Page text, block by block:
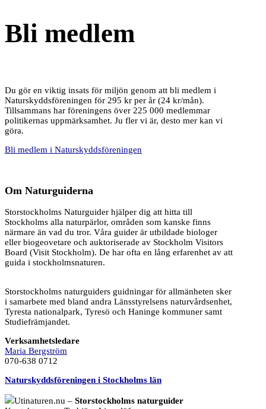
Bli medlem
Du gör en viktig insats för miljön genom att bli medlem i
Naturskyddsföreningen för 295 kr per år (24 kr/mån).
Tillsammans har föreningens över 225 000 medlemmar
politikernas uppmärksamhet. Ju fler vi är, desto mer kan vi
göra.
Bli medlem i Naturskyddsföreningen
Om Naturguiderna
Storstockholms Naturguider hjälper dig att hitta till
Stockholms alla naturpärlor, områden som kanske finns
närmare än vad du tror. Våra guider är utbildade biologer
eller biogeovetare och auktoriserade av Stockholm Visitors
Board (Visit Stockholm). De har ofta en lång erfarenhet av att
guida i stockholmsnaturen.
Storstockholms naturguiders guidningar för allmänheten sker
i samarbete med bland andra Länsstyrelsens naturvårdsenhet,
Tyresta nationalpark, Tyresö och Haninge kommuner samt
Studiefrämjandet.
Verksamhetsledare
Maria Bergström
070-638 0712
Naturskyddsföreningen i Stockholms län
Utinaturen.nu – Storstockholms naturguider